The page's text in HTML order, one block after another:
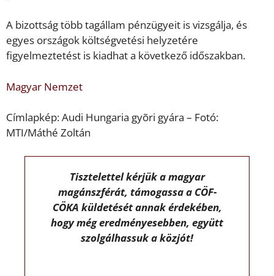
A bizottság több tagállam pénzügyeit is vizsgálja, és
egyes országok költségvetési helyzetére
figyelmeztetést is kiadhat a következő időszakban.
Magyar Nemzet
Címlapkép: Audi Hungaria gyõri gyára – Fotó:
MTI/Máthé Zoltán
Tisztelettel kérjük a magyar
magánszférát, támogassa a CÖF-
CÖKA küldetését annak érdekében,
hogy még eredményesebben, együtt
szolgálhassuk a közjót!